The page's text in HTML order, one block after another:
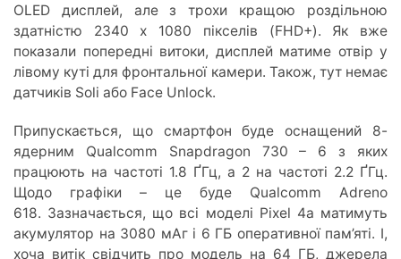
OLED дисплей, але з трохи кращою роздільною
здатністю 2340 x 1080 пікселів (FHD+). Як вже
показали попередні витоки, дисплей матиме отвір у
лівому куті для фронтальної камери. Також, тут немає
датчиків Soli або Face Unlock.
Припускається, що смартфон буде оснащений 8-
ядерним Qualcomm Snapdragon 730 – 6 з яких
працюють на частоті 1.8 ҐГц, а 2 на частоті 2.2 ҐГц.
Щодо графіки – це буде Qualcomm Adreno
618. Зазначається, що всі моделі Pixel 4a матимуть
акумулятор на 3080 мАг і 6 ГБ оперативної пам’яті. І,
хоча витік свідчить про модель на 64 ГБ, джерела